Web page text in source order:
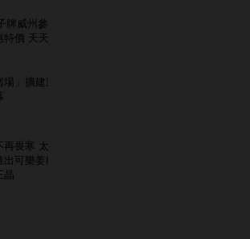
牌威州參
特價 天天
場」擴建遊
畏寒 太
出可樂姜糖
晶